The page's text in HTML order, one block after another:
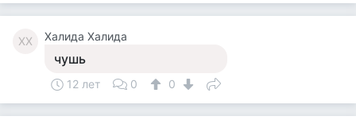
ХХ Халида Халида
чушь
12 лет 0 0